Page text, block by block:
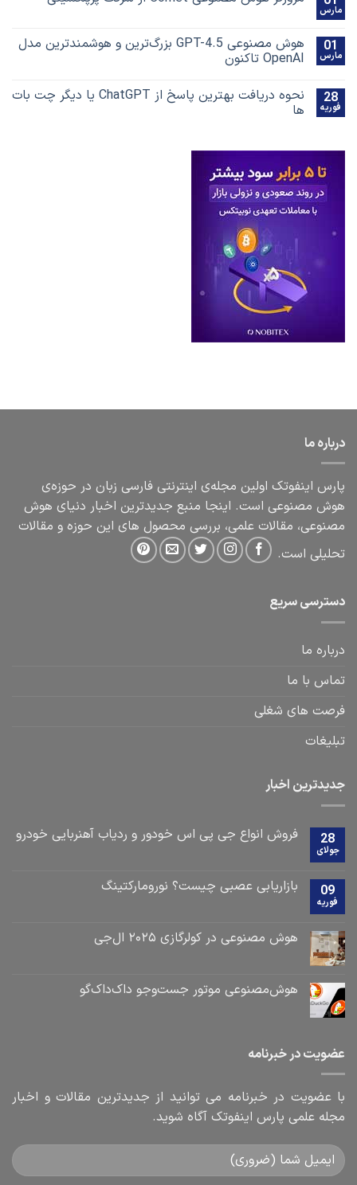
مارس
01
مارس
هوش مصنوعی GPT-4.5 بزرگ‌ترین و هوشمندترین مدل
OpenAI تاکنون
28
فوریه
نحوه دریافت بهترین پاسخ‌ از ChatGPT یا دیگر چت بات
ها
درباره ما
پارس اینفوتک اولین مجله‌ی اینترنتی فارسی زبان در حوزه‌ی
هوش مصنوعی است. اینجا منبع جدیدترین اخبار دنیای هوش
مصنوعی، مقالات علمی، بررسی محصول های این حوزه و مقالات
تحلیلی است.
دسترسی سریع
درباره ما
تماس با ما
فرصت های شغلی
تبلیغات
جدیدترین اخبار
28
جولای
فروش انواع جی پی اس خودور و ردیاب آهنربایی خودرو
09
فوریه
بازاریابی عصبی چیست؟ نورومارکتینگ
هوش مصنوعی در کولرگازی ۲۰۲۵ ال‌جی
هوش‌مصنوعی موتور جست‌و‌جو داک‌داک‌گو
عضویت در خبرنامه
با عضویت در خبرنامه می توانید از جدیدترین مقالات و اخبار
مجله علمی پارس اینفوتک آگاه شوید.